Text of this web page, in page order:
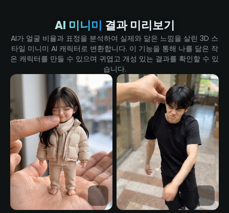
AI 미니미 결과 미리보기
AI가 얼굴 비율과 표정을 분석하여 실제와 닮은 느낌을 살린 3D 스
타일 미니미 AI 캐릭터로 변환합니다. 이 기능을 통해 나를 닮은 작
은 캐릭터를 만들 수 있으며 귀엽고 개성 있는 결과를 확인할 수 있
습니다.